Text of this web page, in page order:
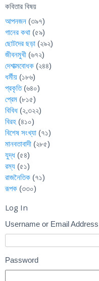
কবিতার বিষয়
আপনজন (৩৯৭)
গানের কথা (৫৯)
ছোটদের ছড়া (২৯২)
জীবনমুখী (৬৭২)
দেশাত্মবোধক (২৪৪)
ধর্মীয় (১৮৬)
প্রকৃতি(৬৪০)
প্রেম (৮১৫)
বিবিধ (২,৩২২)
বিরহ (৪১০)
বিশেষ সংখ্যা (৭১)
মানবতাবাদী (২৮৫)
যুদ্ধ (৫৪)
রম্য (৫১)
রাজনৈতিক (৭১)
রূপক (৩৩০)
Log In
Username or Email Address
Password